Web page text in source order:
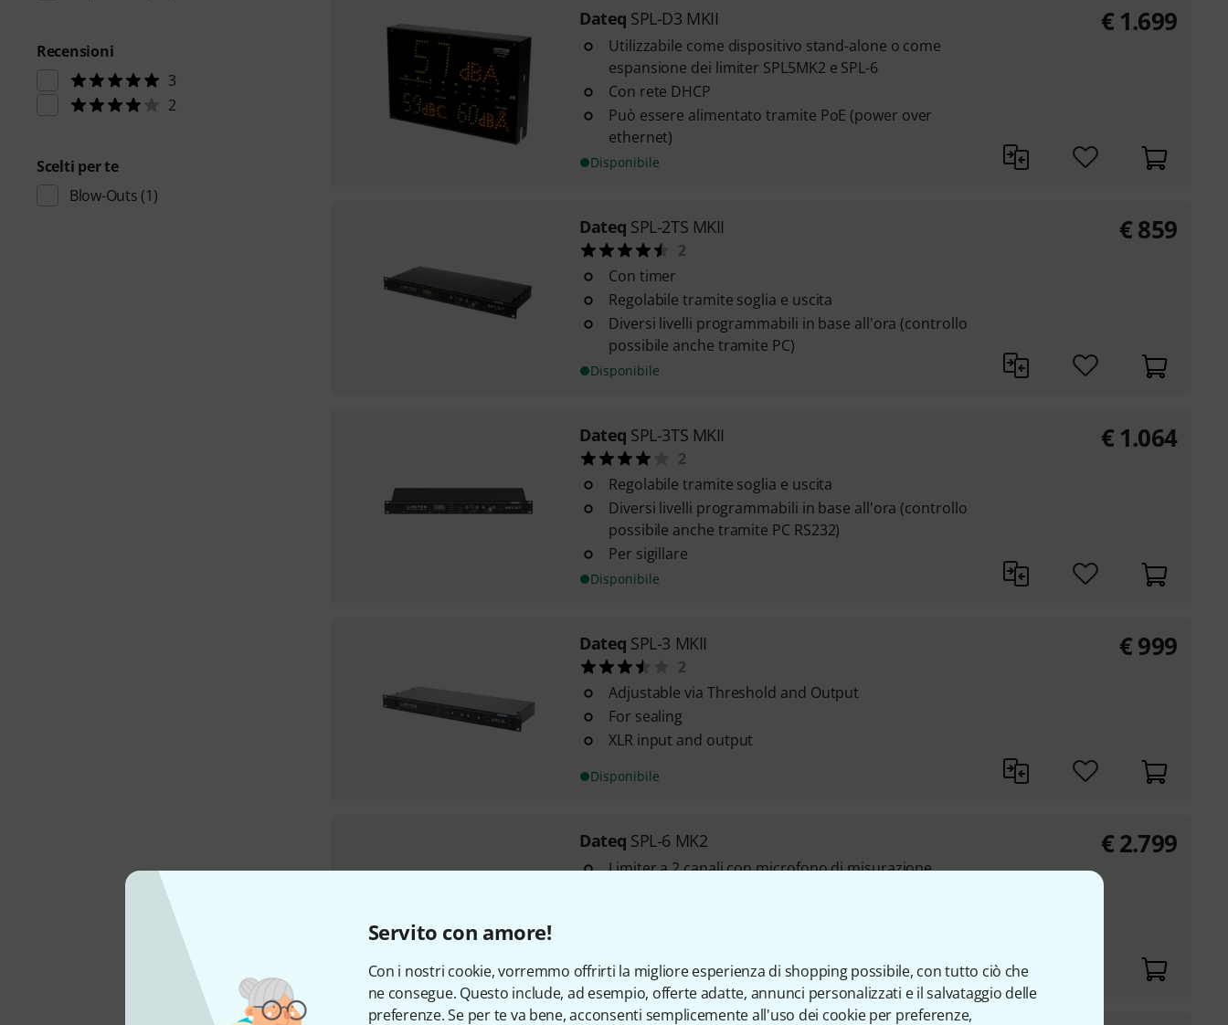
Servito con amore!
Con i nostri cookie, vorremmo offrirti la migliore esperienza di shopping possibile, con tutto ciò che
ne consegue. Questo include, ad esempio, offerte adatte, annunci personalizzati e il salvataggio delle
preferenze. Se per te va bene, acconsenti semplicemente all'uso dei cookie per preferenze,
Recensioni
3
2
Scelti per te
Blow-Outs (1)
Dateq SPL-D3 MKII
Utilizzabile come dispositivo stand-alone o come
espansione dei limiter SPL5MK2 e SPL-6
Con rete DHCP
Può essere alimentato tramite PoE (power over
ethernet)
Disponibile
€ 1.699
Dateq SPL-2TS MKII
2
Con timer
Regolabile tramite soglia e uscita
Diversi livelli programmabili in base all'ora (controllo
possibile anche tramite PC)
Disponibile
€859
Dateq SPL-3TS MKII
2
Regolabile tramite soglia e uscita
Diversi livelli programmabili in base all'ora (controllo
possibile anche tramite PC RS232)
Per sigillare
Disponibile
€ 1.064
Dateq SPL-3 MKII
2
Adjustable via Threshold and Output
For sealing
XLR input and output
Disponibile
€999
Dateq SPL-6 MK2
Limiter a 2 canali con microfono di misurazione
Disponibile
€ 2.799